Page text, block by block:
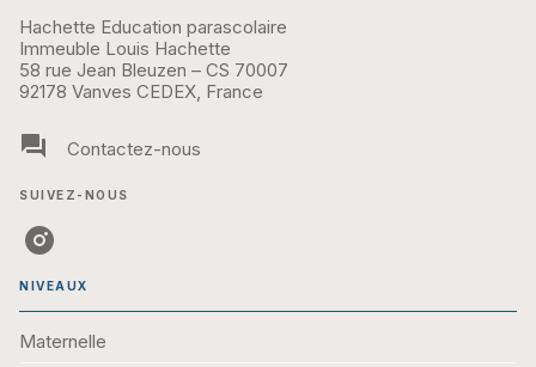
Hachette Education parascolaire
Immeuble Louis Hachette
58 rue Jean Bleuzen – CS 70007
92178 Vanves CEDEX, France
question_answer Contactez-nous
SUIVEZ-NOUS
NIVEAUX
Maternelle